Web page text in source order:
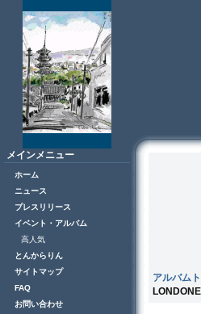
メインメニュー
ホーム
ニュース
プレスリリース
イベント・アルバム
高人気
とんからりん
サイトマップ
FAQ
お問い合わせ
アルバム